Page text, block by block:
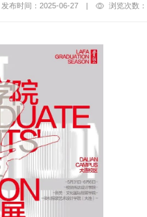
发布时间：2025-06-27 | 浏览次数：